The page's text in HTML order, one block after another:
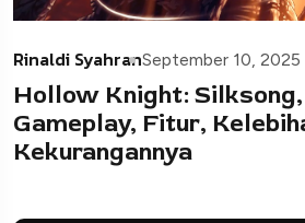
Rinaldi SyahranSeptember 10, 2025
Hollow Knight:
Gameplay, Fitur,
Kekurangannya